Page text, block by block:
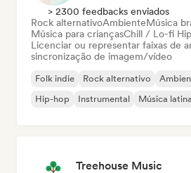
> 2300 feedbacks enviados
Rock alternativoAmbienteMúsica
Música para criançasChill / Lo-fi
Licenciar ou representar faixas de
sincronização de imagem/vídeo
Folk indie Rock alternativo
Hip-hop
Instrumental Música latina
Treehouse Music